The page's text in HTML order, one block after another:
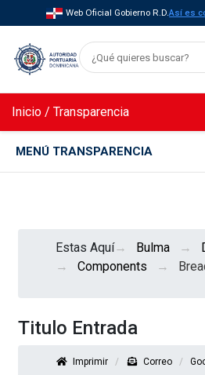
Web Oficial Gobierno R.D.Así es
Inicio / Transparencia
MENÚ TRANSPARENCIA
Estas Aquí Bulma
Components
Titulo Entrada
Imprimir Correo